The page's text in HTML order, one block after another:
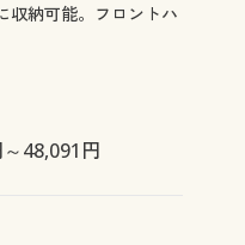
収納可能。フロントハ
48,091円